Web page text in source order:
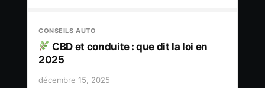
CONSEILS AUTO
CBD et conduite : que dit la loi en
2025
décembre 15, 2025